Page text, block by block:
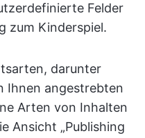
Felder
zum Kinderspiel.
darunter
Ihnen angestrebten
Arten von Inhalten
Ansicht „Publishing